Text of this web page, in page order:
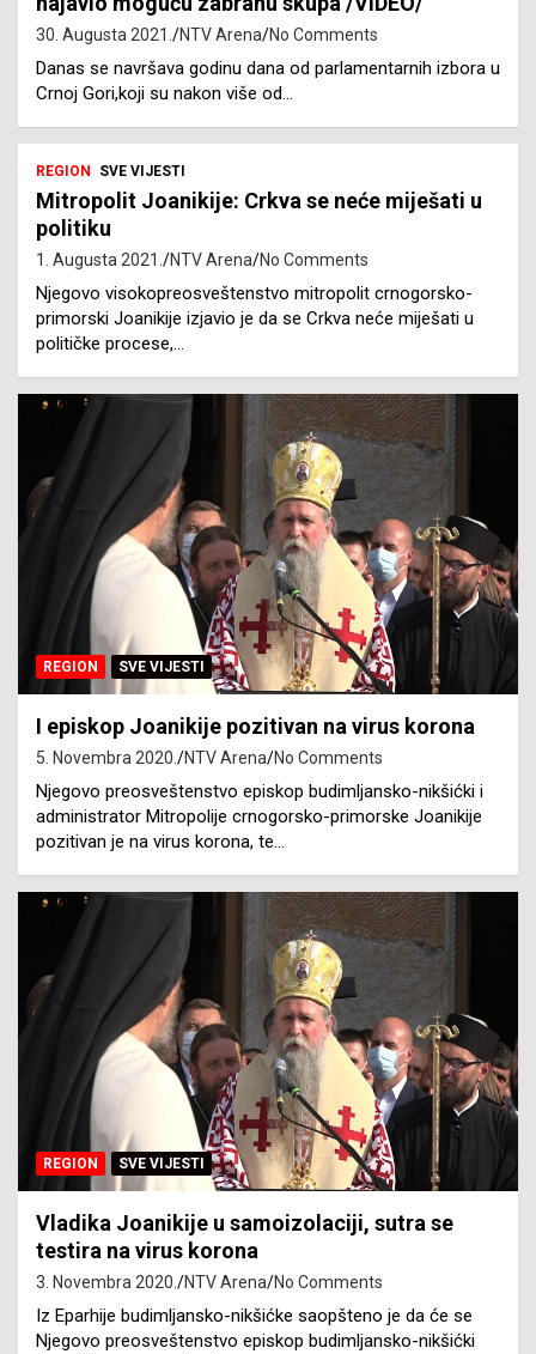
30. Augusta 2021. NTV Arena No Comments
Danas se navršava godinu dana od parlamentarnih izbora u
Crnoj Gori,koji su nakon više od…
REGION SVE VIJESTI
Mitropolit Joanikije: Crkva se neće miješati u
politiku
1. Augusta 2021. NTV Arena No Comments
Njegovo visokopreosveštenstvo mitropolit crnogorsko-
primorski Joanikije izjavio je da se Crkva neće miješati u
političke procese,…
REGION SVE VIJESTI
I episkop Joanikije pozitivan na virus korona
5. Novembra 2020. NTV Arena No Comments
Njegovo preosveštenstvo episkop budimljansko-nikšićki i
administrator Mitropolije crnogorsko-primorske Joanikije
pozitivan je na virus korona, te…
REGION SVE VIJESTI
Vladika Joanikije u samoizolaciji, sutra se
testira na virus korona
3. Novembra 2020. NTV Arena No Comments
Iz Eparhije budimljansko-nikšićke saopšteno je da će se
Njegovo preosveštenstvo episkop budimljansko-nikšićki